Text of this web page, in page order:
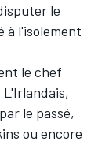
le
à l'isolement
le chef
le passé,
ou encore